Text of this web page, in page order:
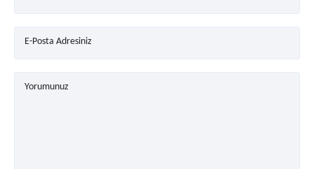
E-Posta Adresiniz
Yorumunuz